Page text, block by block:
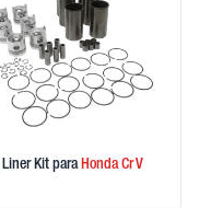
Liner Kit paraHondaCr V